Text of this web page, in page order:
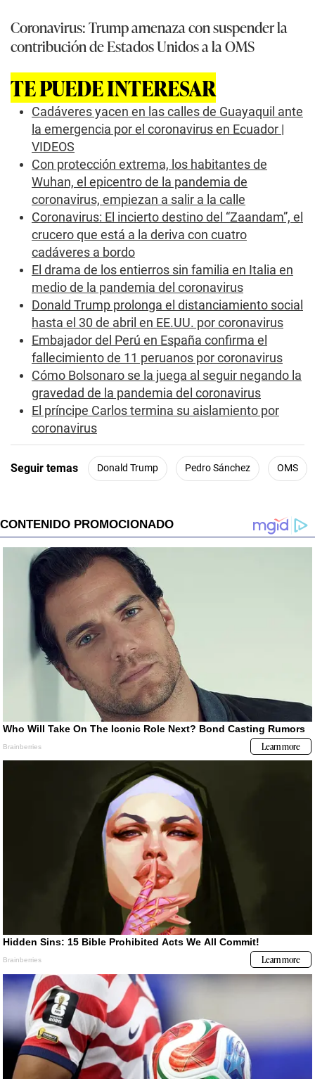
Coronavirus: Trump amenaza con suspender la
contribución de Estados Unidos a la OMS
TE PUEDE INTERESAR
Cadáveres yacen en las calles de Guayaquil ante
la emergencia por el coronavirus en Ecuador |
VIDEOS
Con protección extrema, los habitantes de
Wuhan, el epicentro de la pandemia de
coronavirus, empiezan a salir a la calle
Coronavirus: El incierto destino del “Zaandam”, el
crucero que está a la deriva con cuatro
cadáveres a bordo
El drama de los entierros sin familia en Italia en
medio de la pandemia del coronavirus
Donald Trump prolonga el distanciamiento social
hasta el 30 de abril en EE.UU. por coronavirus
Embajador del Perú en España confirma el
fallecimiento de 11 peruanos por coronavirus
Cómo Bolsonaro se la juega al seguir negando la
gravedad de la pandemia del coronavirus
El príncipe Carlos termina su aislamiento por
coronavirus
Seguir temas Donald Trump Pedro Sánchez OMS